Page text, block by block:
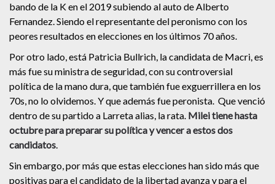
bando de la K en el 2019 subiendo al auto de Alberto
Fernandez. Siendo el representante del peronismo con los
peores resultados en elecciones en los últimos 70 años.
Por otro lado, está Patricia Bullrich, la candidata de Macri, es
más fue su ministra de seguridad, con su controversial
política de la mano dura, que también fue exguerrillera en los
70s, no lo olvidemos. Y que además fue peronista. Que venció
dentro de su partido a Larreta alias, la rata. Milei tiene hasta
octubre para preparar su política y vencer a estos dos
candidatos.
Sin embargo, por más que estas elecciones han sido más que
positivas para el candidato de la libertad avanza y para el